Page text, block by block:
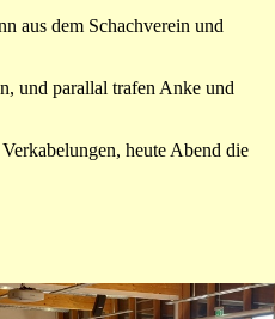
aus dem Schachverein und
und parallal trafen Anke und
heute Abend die